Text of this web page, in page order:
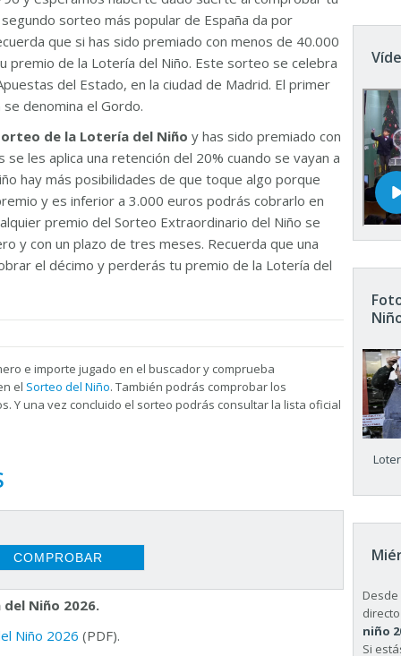
segundo sorteo más popular de España da por
que si has sido premiado con menos de 40.000
de la Lotería del Niño. Este sorteo se celebra
del Estado, en la ciudad de Madrid. El primer
denomina el Gordo.
de la Lotería del Niño y has sido premiado con
les aplica una retención del 20% cuando se vayan a
hay más posibilidades de que toque algo porque
y es inferior a 3.000 euros podrás cobrarlo en
premio del Sorteo Extraordinario del Niño se
y con un plazo de tres meses. Recuerda que una
el décimo y perderás tu premio de la Lotería del
e importe jugado en el buscador y comprueba
el Sorteo del Niño. También podrás comprobar los
Y una vez concluido el sorteo podrás consultar la lista oficial
Niño 2026.
Niño 2026 (PDF).
niño
Si